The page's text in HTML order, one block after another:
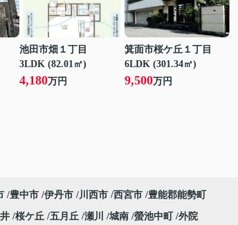
池田市畑１丁目
3LDK (82.01㎡)
4,180万円
箕面市桜ケ丘１丁目
6LDK (301.34㎡)
9,500万円
豊中市 伊丹市 川西市 西宮市 豊能郡能勢町
桜ケ丘 五月丘 瀬川 城南 螢池中町 外院